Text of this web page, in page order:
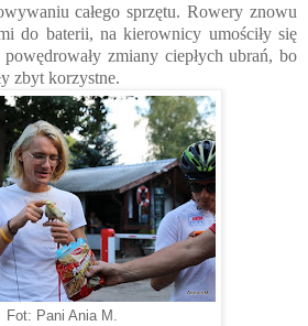
całego sprzętu. Rowery znowu
do baterii, na kierownicy umościły się
zmiany ciepłych ubrań, bo
zbyt korzystne.
Fot: Pani Ania M.